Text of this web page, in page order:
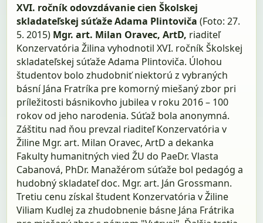
XVI. ročník odovzdávanie cien Školskej
skladateľskej súťaže Adama Plintoviča(Foto: 27.
5. 2015) Mgr. art. Milan Oravec, ArtD, riaditeľ
Konzervatória Žilina vyhodnotil XVI. ročník Školskej
skladateľskej súťaže Adama Plintoviča. Úlohou
študentov bolo zhudobniť niektorú z vybraných
básní Jána Fratríka pre komorný miešaný zbor pri
príležitosti básnikovho jubilea v roku 2016 – 100
rokov od jeho narodenia. Súťaž bola anonymná.
Záštitu nad ňou prevzal riaditeľ Konzervatória v
Žiline Mgr. art. Milan Oravec, ArtD a dekanka
Fakulty humanitných vied ŽU do PaeDr. Vlasta
Cabanová, PhDr. Manažérom súťaže bol pedagóg a
hudobný skladateľ doc. Mgr. art. Ján Grossmann.
Tretiu cenu získal študent Konzervatória v Žiline
Viliam Kudlej za zhudobnenie básne Jána Frátrika